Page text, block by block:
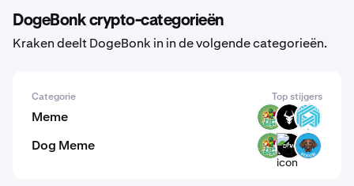
DogeBonk crypto-categorieën
Kraken deelt DogeBonk in in de volgende categorieën.
Categorie Top stijgers
Meme PODGE BULL LUX
Dog Meme PODGE DOW POOCH